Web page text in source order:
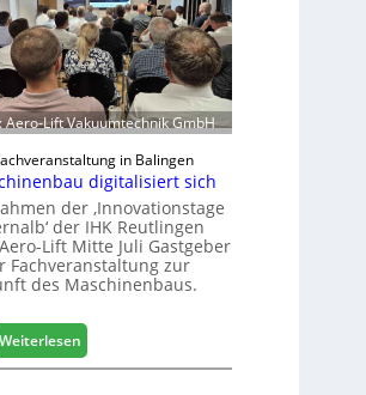
Aero-Lift Vakuumtechnik GmbH
in Balingen
digitalisiert sich
der ‚Innovationstage
der IHK Reutlingen
Lift Mitte Juli Gastgeber
Fachveranstaltung zur
des Maschinenbaus.
Weiterlesen:
M